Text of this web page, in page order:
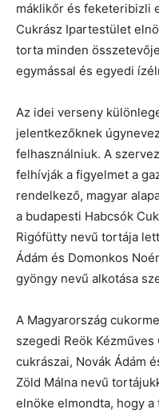
máklikőr és feketeribizli
Cukrász Ipartestület
torta minden
egymással és egyedi
Az idei verseny
jelentkezőknek
felhasználniuk. A
felhívják a figyelmet a
rendelkező, magyar
a budapesti Habcsók
Rigófütty nevű tortája
Ádám és Domonkos
gyöngy nevű alkotása
A Magyarország
szegedi Reök
cukrászai, Novák Ádám
Zöld Málna nevű
elnöke elmondta, hogy